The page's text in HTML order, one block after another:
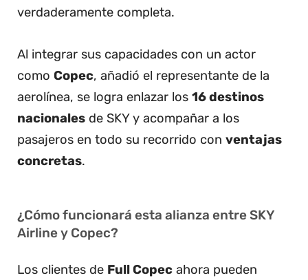
verdaderamente completa.
Al integrar sus capacidades con un actor
como Copec, añadió el representante de la
aerolínea, se logra enlazar los 16 destinos
nacionales de SKY y acompañar a los
pasajeros en todo su recorrido con ventajas
concretas.
¿Cómo funcionará esta alianza entre SKY
Airline y Copec?
Los clientes de Full Copec ahora pueden